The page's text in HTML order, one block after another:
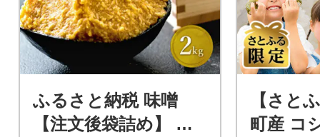
ふるさと納税 味噌
【注文後袋詰め】 究
【さと
町産 コ